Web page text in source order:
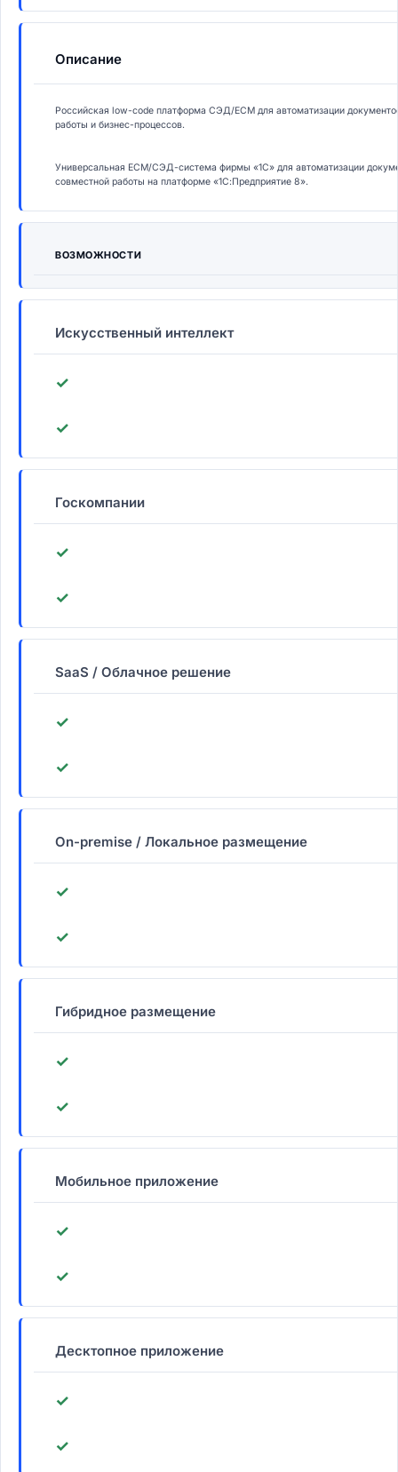
Описание
Российская low-code платформа СЭД/ECM для автоматизации
работы и бизнес-процессов.
Универсальная ECM/СЭД-система фирмы «1С» для автоматизации
совместной работы на платформе «1С:Предприятие 8».
ВОЗМОЖНОСТИ
Искусственный интеллект
✓
✓
Госкомпании
✓
✓
SaaS / Облачное решение
✓
✓
On-premise / Локальное размещение
✓
✓
Гибридное размещение
✓
✓
Мобильное приложение
✓
✓
Десктопное приложение
✓
✓